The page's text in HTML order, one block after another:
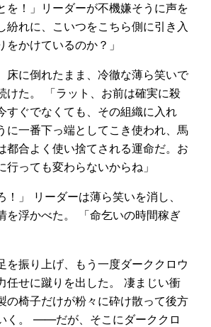
を！」リーダーが不機嫌そうに声を
紛れに、こいつをこちら側に引き入
かけているのか？」
床に倒れたまま、冷徹な薄ら笑いで
けた。 「ラット、お前は確実に殺
すぐでなくても、その組織に入れ
に一番下っ端としてこき使われ、馬
都合よく使い捨てされる運命だ。お
行っても変わらないからね」
！」 リーダーは薄ら笑いを消し、
を浮かべた。 「命乞いの時間稼ぎ
を振り上げ、もう一度ダーククロウ
任せに蹴りを出した。 凄まじい衝
の椅子だけが粉々に砕け散って後方
く。 ——だが、そこにダーククロ